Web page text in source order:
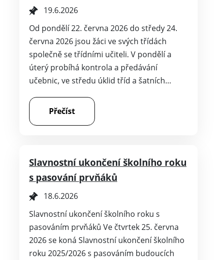
19.6.2026
Od pondělí 22. června 2026 do středy 24.
června 2026 jsou žáci ve svých třídách
společně se třídními učiteli. V pondělí a
úterý probíhá kontrola a předávání
učebnic, ve středu úklid tříd a šatních…
Přečíst
Slavnostní ukončení školního roku
s pasování prvňáků
18.6.2026
Slavnostní ukončení školního roku s
pasováním prvňáků Ve čtvrtek 25. června
2026 se koná Slavnostní ukončení školního
roku 2025/2026 s pasováním budoucích